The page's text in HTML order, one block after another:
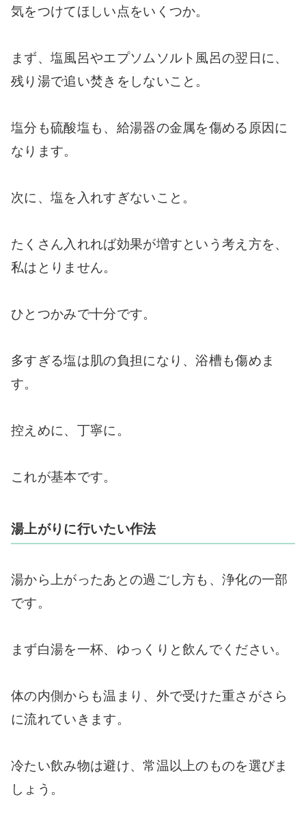
気をつけてほしい点をいくつか。
まず、塩風呂やエプソムソルト風呂の翌日に、
残り湯で追い焚きをしないこと。
塩分も硫酸塩も、給湯器の金属を傷める原因に
なります。
次に、塩を入れすぎないこと。
たくさん入れれば効果が増すという考え方を、
私はとりません。
ひとつかみで十分です。
多すぎる塩は肌の負担になり、浴槽も傷めま
す。
控えめに、丁寧に。
これが基本です。
湯上がりに行いたい作法
湯から上がったあとの過ごし方も、浄化の一部
です。
まず白湯を一杯、ゆっくりと飲んでください。
体の内側からも温まり、外で受けた重さがさら
に流れていきます。
冷たい飲み物は避け、常温以上のものを選びま
しょう。